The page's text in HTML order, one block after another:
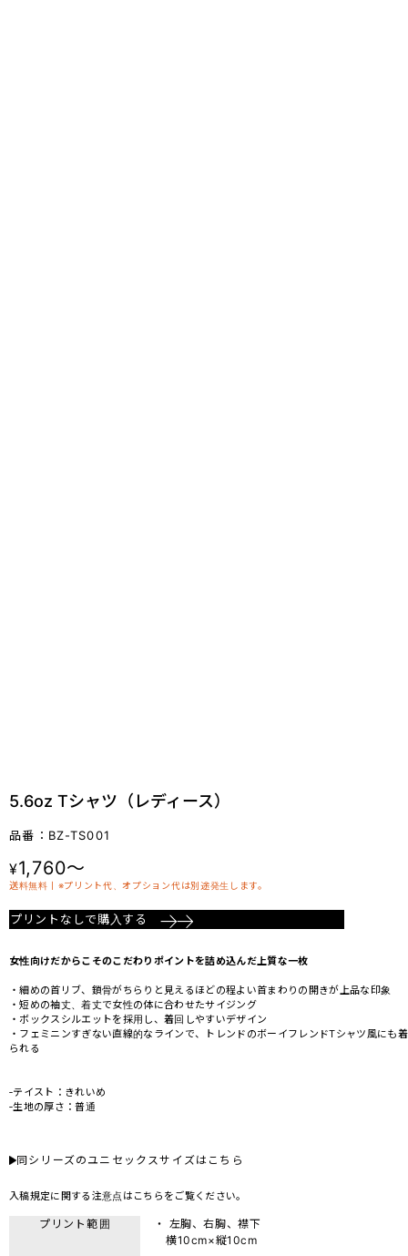
5.6oz Tシャツ（レディース）
品番：BZ-TS001
¥1,760～
送料無料丨※プリント代、オプション代は別途発生します。
プリントなしで購入する
女性向けだからこそのこだわりポイントを詰め込んだ上質な一枚
・細めの首リブ、鎖骨がちらりと見えるほどの程よい首まわりの開きが上品な印象
・短めの袖丈、着丈で女性の体に合わせたサイジング
・ボックスシルエットを採用し、着回しやすいデザイン
・フェミニンすぎない直線的なラインで、トレンドのボーイフレンドTシャツ風にも着
られる
‐テイスト：きれいめ
‐生地の厚さ：普通
同シリーズのユニセックスサイズはこちら
入稿規定に関する注意点は こちら をご覧ください。
プリント範囲
・ 左胸、右胸、襟下
横10cm×縦10cm